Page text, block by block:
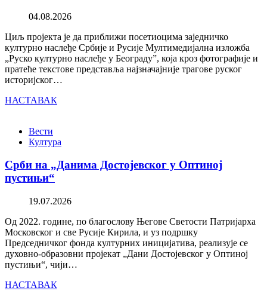
04.08.2026
Циљ пројекта је да приближи посетиоцима заједничко
културно наслеђе Србије и Русије Мултимедијална изложба
„Руско културно наслеђе у Београду”, која кроз фотографије и
пратеће текстове представља најзначајније трагове руског
историјског…
НАСТАВАК
Вести
Култура
Срби на „Данима Достојевског у Оптиној
пустињи“
19.07.2026
Од 2022. године, по благослову Његове Светости Патријарха
Московског и све Русије Кирила, и уз подршку
Председничког фонда културних иницијатива, реализује се
духовно-образовни пројекат „Дани Достојевског у Оптиној
пустињи“, чији…
НАСТАВАК